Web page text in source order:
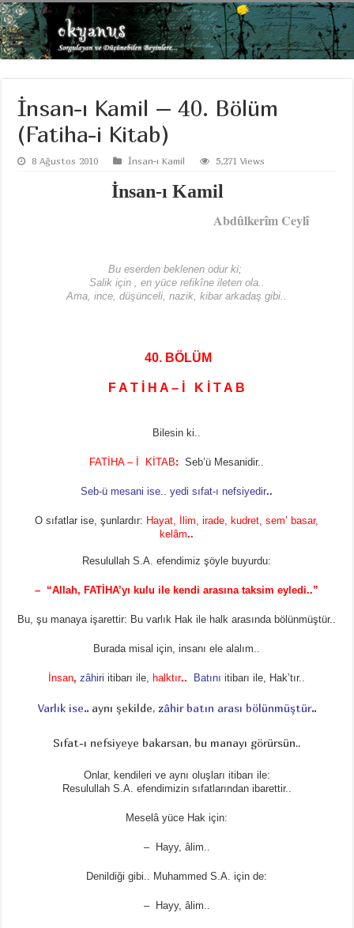
İnsan-ı Kamil – 40. Bölüm
(Fatiha-i Kitab)
8 Ağustos 2010 İnsan-ı Kamil 5,271 Views
İnsan-ı Kamil
Abdûlkerîm Ceylî
Bu eserden beklenen odur ki;
Salik için , en yüce refikîne ileten ola..
Ama, ince, düşünceli, nazik, kibar arkadaş gibi..
40. BÖLÜM
F A T İ H A – İ K İ T A B
Bilesin ki..
FATİHA – İ KİTAB: Seb’ü Mesanidir..
Seb-ü mesani ise.. yedi sıfat-ı nefsiyedir..
O sıfatlar ise, şunlardır: Hayat, İlim, irade, kudret, sem’ basar,
kelâm..
Resulullah S.A. efendimiz şöyle buyurdu:
– “Allah, FATİHA’yı kulu ile kendi arasına taksim eyledi..”
Bu, şu manaya işarettir: Bu varlık Hak ile halk arasında bölünmüştür..
Burada misal için, insanı ele alalım..
İnsan, zâhiriitibarı ile, halktır.. Batını itibarı ile, Hak’tır..
Varlık ise.. aynı şekilde, zâhir batın arası bölünmüştür..
Sıfat-ı nefsiyeye bakarsan, bu manayı görürsün..
Onlar, kendileri ve aynı oluşları itibarı ile:
Resulullah S.A. efendimizin sıfatlarından ibarettir..
Meselâ yüce Hak için:
– Hayy, âlim..
Denildiği gibi.. Muhammed S.A. için de:
– Hayy, âlim..